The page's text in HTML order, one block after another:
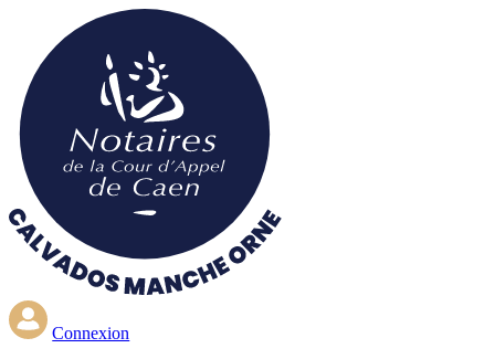
contenu
principal
Connexion